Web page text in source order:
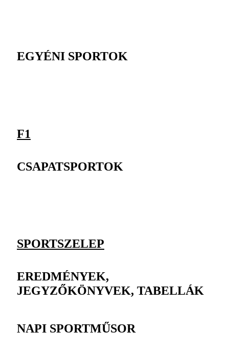
EGYÉNI SPORTOK
F1
CSAPATSPORTOK
SPORTSZELEP
EREDMÉNYEK,
JEGYZŐKÖNYVEK, TABELLÁK
NAPI SPORTMŰSOR